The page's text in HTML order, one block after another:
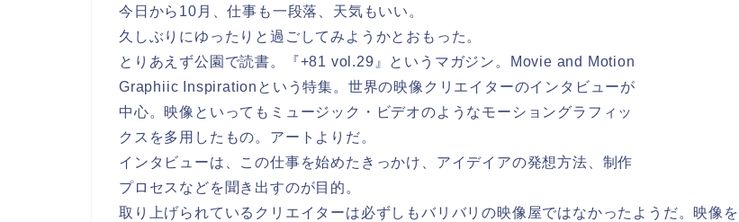
今日から10月、仕事も一段落、天気もいい。
久しぶりにゆったりと過ごしてみようかとおもった。
とりあえず公園で読書。『+81 vol.29』というマガジン。Movie and Motion
Graphiic Inspirationという特集。世界の映像クリエイターのインタビューが
中心。映像といってもミュージック・ビデオのようなモーショングラフィッ
クスを多用したもの。アートよりだ。
インタビューは、この仕事を始めたきっかけ、アイデイアの発想方法、制作
プロセスなどを聞き出すのが目的。
取り上げられているクリエイターは必ずしもバリバリの映像屋ではなかったようだ。映像を